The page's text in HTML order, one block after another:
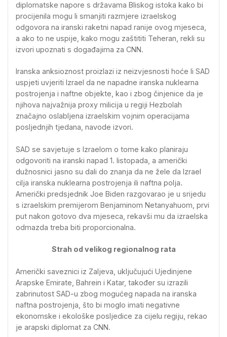
diplomatske napore s državama Bliskog istoka kako bi
procijenila mogu li smanjiti razmjere izraelskog
odgovora na iranski raketni napad ranije ovog mjeseca,
a ako to ne uspije, kako mogu zaštititi Teheran, rekli su
izvori upoznati s događajima za CNN.
Iranska anksioznost proizlazi iz neizvjesnosti hoće li SAD
uspjeti uvjeriti Izrael da ne napadne iranska nuklearna
postrojenja i naftne objekte, kao i zbog činjenice da je
njihova najvažnija proxy milicija u regiji Hezbolah
značajno oslabljena izraelskim vojnim operacijama
posljednjih tjedana, navode izvori.
SAD se savjetuje s Izraelom o tome kako planiraju
odgovoriti na iranski napad 1. listopada, a američki
dužnosnici jasno su dali do znanja da ne žele da Izrael
cilja iranska nuklearna postrojenja ili naftna polja.
Američki predsjednik Joe Biden razgovarao je u srijedu
s izraelskim premijerom Benjaminom Netanyahuom, prvi
put nakon gotovo dva mjeseca, rekavši mu da izraelska
odmazda treba biti proporcionalna.
Strah od velikog regionalnog rata
Američki saveznici iz Zaljeva, uključujući Ujedinjene
Arapske Emirate, Bahrein i Katar, također su izrazili
zabrinutost SAD-u zbog mogućeg napada na iranska
naftna postrojenja, što bi moglo imati negativne
ekonomske i ekološke posljedice za cijelu regiju, rekao
je arapski diplomat za CNN.